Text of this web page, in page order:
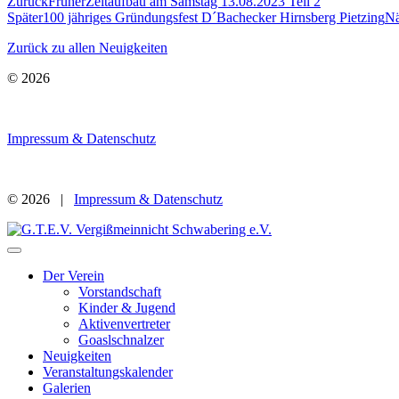
Später100 jähriges Gründungsfest D´Bachecker Hirnsberg Pietzing
Zurück zu allen Neuigkeiten
© 2026
Impressum & Datenschutz
© 2026 | Impressum & Datenschutz
Der Verein
Vorstandschaft
Kinder & Jugend
Aktivenvertreter
Goaslschnalzer
Neuigkeiten
Veranstaltungskalender
Galerien